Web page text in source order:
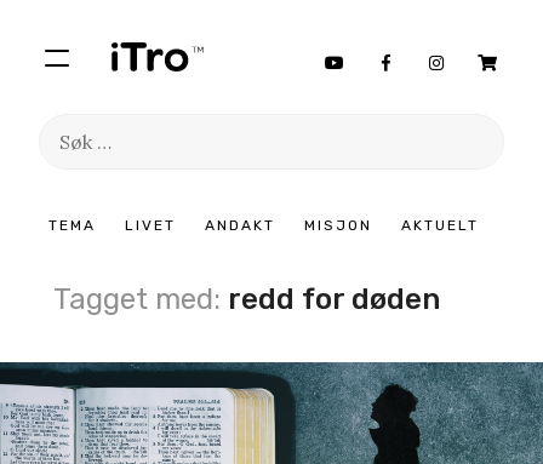
TEMA LIVET ANDAKT MISJON AKTUELT
Søk
Tagget med: redd for døden